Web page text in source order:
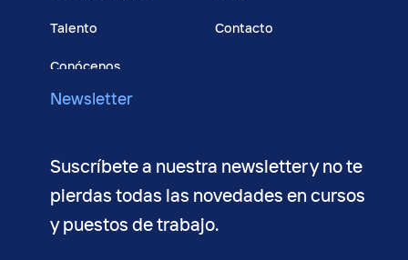
Talento
Conócenos
Contacto
Newsletter
Suscríbete a nuestra newsletter y no te
pierdas todas las novedades en cursos
y puestos de trabajo.